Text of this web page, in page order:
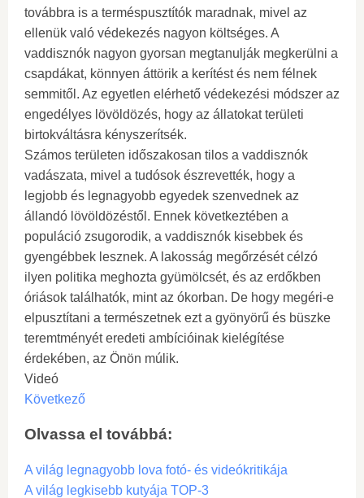
továbbra is a terméspusztítók maradnak, mivel az
ellenük való védekezés nagyon költséges. A
vaddisznók nagyon gyorsan megtanulják megkerülni a
csapdákat, könnyen áttörik a kerítést és nem félnek
semmitől. Az egyetlen elérhető védekezési módszer az
engedélyes lövöldözés, hogy az állatokat területi
birtokváltásra kényszerítsék.
Számos területen időszakosan tilos a vaddisznók
vadászata, mivel a tudósok észrevették, hogy a
legjobb és legnagyobb egyedek szenvednek az
állandó lövöldözéstől. Ennek következtében a
populáció zsugorodik, a vaddisznók kisebbek és
gyengébbek lesznek. A lakosság megőrzését célzó
ilyen politika meghozta gyümölcsét, és az erdőkben
óriások találhatók, mint az ókorban. De hogy megéri-e
elpusztítani a természetnek ezt a gyönyörű és büszke
teremtményét eredeti ambícióinak kielégítése
érdekében, az Önön múlik.
Videó
Következő
Olvassa el továbbá:
A világ legnagyobb lova fotó- és videókritikája
A világ legkisebb kutyája TOP-3